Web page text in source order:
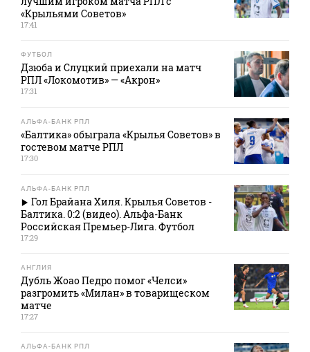
«Крыльями Советов»
17:41
ФУТБОЛ
Дзюба и Слуцкий приехали на матч
РПЛ «Локомотив» — «Акрон»
17:31
АЛЬФА-БАНК РПЛ
«Балтика» обыграла «Крылья Советов» в
гостевом матче РПЛ
17:30
АЛЬФА-БАНК РПЛ
Гол Брайана Хиля. Крылья Советов -
Балтика. 0:2 (видео). Альфа-Банк
Российская Премьер-Лига. Футбол
17:29
АНГЛИЯ
Дубль Жоао Педро помог «Челси»
разгромить «Милан» в товарищеском
матче
17:27
АЛЬФА-БАНК РПЛ